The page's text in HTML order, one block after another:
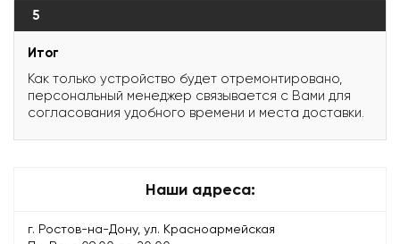
5
Итог
Как только устройство будет отремонтировано,
персональный менеджер связывается с Вами для
согласования удобного времени и места доставки.
Наши адреса:
г. Ростов-на-Дону, ул. Красноармейская